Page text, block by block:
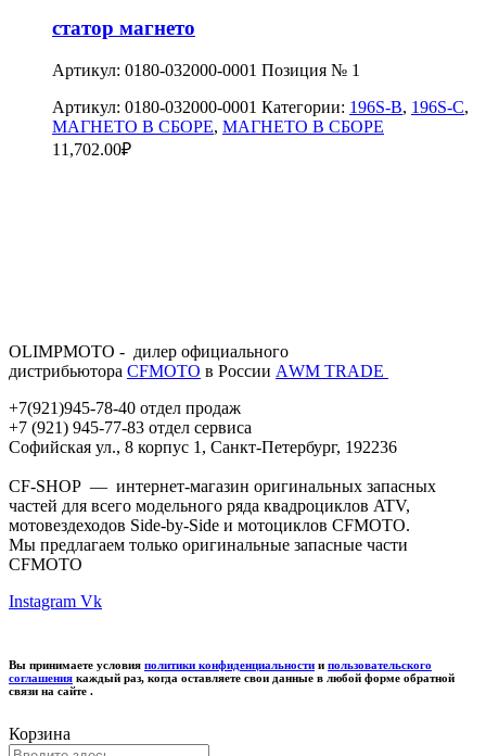
статор магнето
Артикул: 0180-032000-0001 Позиция № 1
Артикул: 0180-032000-0001 Категории: 196S-B, 196S-C,
МАГНЕТО В СБОРЕ, МАГНЕТО В СБОРЕ
11,702.00₽
OLIMPMOTO - дилер официального
дистрибьютора CFMOTO в России АWМ TRADE
+7(921)945-78-40 отдел продаж
+7 (921) 945-77-83 отдел сервиса
Софийская ул., 8 корпус 1, Санкт-Петербург, 192236
CF-SHOP — интернет-магазин оригинальных запасных
частей для всего модельного ряда квадроциклов ATV,
мотовездеходов Side-by-Side и мотоциклов CFMOTO.
Мы предлагаем только оригинальные запасные части
CFMOTO
Instagram Vk
Вы принимаете условия политики конфиденциальности и пользовательского
соглашения каждый раз, когда оставляете свои данные в любой форме обратной
связи на сайте .
Корзина